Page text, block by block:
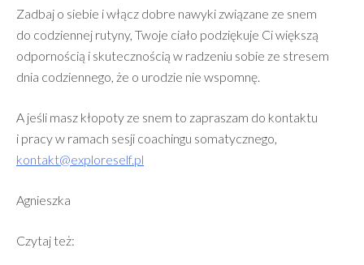
Zadbaj o siebie i włącz dobre nawyki związane ze snem
do codziennej rutyny, Twoje ciało podziękuje Ci większą
odpornością i skutecznością w radzeniu sobie ze stresem
dnia codziennego, że o urodzie nie wspomnę.
A jeśli masz kłopoty ze snem to zapraszam do kontaktu
i pracy w ramach sesji coachingu somatycznego,
kontakt@exploreself.pl
Agnieszka
Czytaj też: